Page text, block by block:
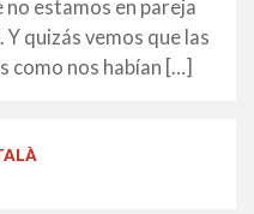
no estamos en pareja
quizás vemos que las
como nos habían […]